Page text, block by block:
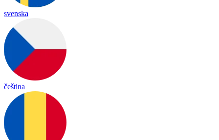
svenska
čeština